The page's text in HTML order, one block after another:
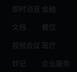
即时消息
文档
视频会议
妙记
金融
餐饮
医疗
企业服务